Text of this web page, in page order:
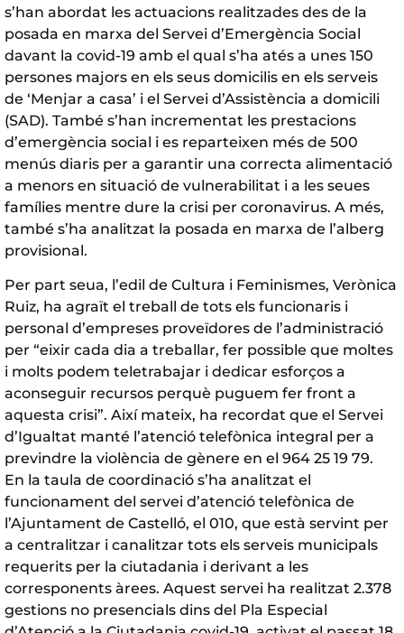
s’han abordat les actuacions realitzades des de la
posada en marxa del Servei d’Emergència Social
davant la covid-19 amb el qual s’ha atés a unes 150
persones majors en els seus domicilis en els serveis
de ‘Menjar a casa’ i el Servei d’Assistència a domicili
(SAD). També s’han incrementat les prestacions
d’emergència social i es reparteixen més de 500
menús diaris per a garantir una correcta alimentació
a menors en situació de vulnerabilitat i a les seues
famílies mentre dure la crisi per coronavirus. A més,
també s’ha analitzat la posada en marxa de l’alberg
provisional.
Per part seua, l’edil de Cultura i Feminismes, Verònica
Ruiz, ha agraït el treball de tots els funcionaris i
personal d’empreses proveïdores de l’administració
per “eixir cada dia a treballar, fer possible que moltes
i molts podem teletrabajar i dedicar esforços a
aconseguir recursos perquè puguem fer front a
aquesta crisi”. Així mateix, ha recordat que el Servei
d’Igualtat manté l’atenció telefònica integral per a
previndre la violència de gènere en el 964 25 19 79.
En la taula de coordinació s’ha analitzat el
funcionament del servei d’atenció telefònica de
l’Ajuntament de Castelló, el 010, que està servint per
a centralitzar i canalitzar tots els serveis municipals
requerits per la ciutadania i derivant a les
corresponents àrees. Aquest servei ha realitzat 2.378
gestions no presencials dins del Pla Especial